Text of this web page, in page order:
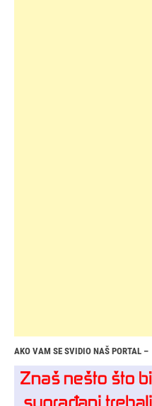
AKO VAM SE SVIDIO NAŠ PORTAL –